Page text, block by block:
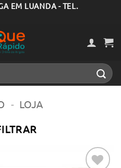
EM LUANDA - TEL.
- LOJA